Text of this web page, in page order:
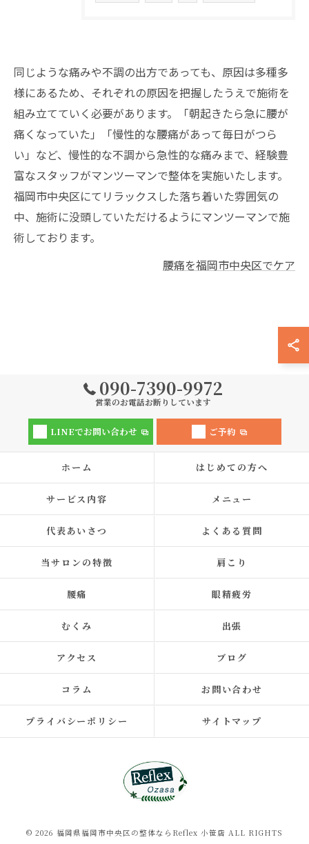
同じような痛みや不調の出方であっても、原因は多種多
様にあるため、それぞれの原因を把握したうえで施術を
組み立てていく必要があります。「朝起きたら急に腰が
痛くなっていた」「慢性的な腰痛があって毎日がつら
い」など、慢性的な不調から急性的な痛みまで、経験豊
富なスタッフがマンツーマンで整体を実施いたします。
福岡市中央区にてリラックスした落ち着いた雰囲気の
中、施術に没頭していただけるようにマンツーマンで施
術しております。
腰痛を福岡市中央区でケア
090-7390-9972
営業のお電話お断りしています
LINEでお問い合わせ ご予約
ホーム はじめての方へ
サービス内容 メニュー
代表あいさつ よくある質問
当サロンの特徴 肩こり
腰痛 眼精疲労
むくみ 出張
アクセス ブログ
コラム お問い合わせ
プライバシーポリシー サイトマップ
© 2026 福岡県福岡市中央区の整体ならReflex 小笹店 ALL RIGHTS